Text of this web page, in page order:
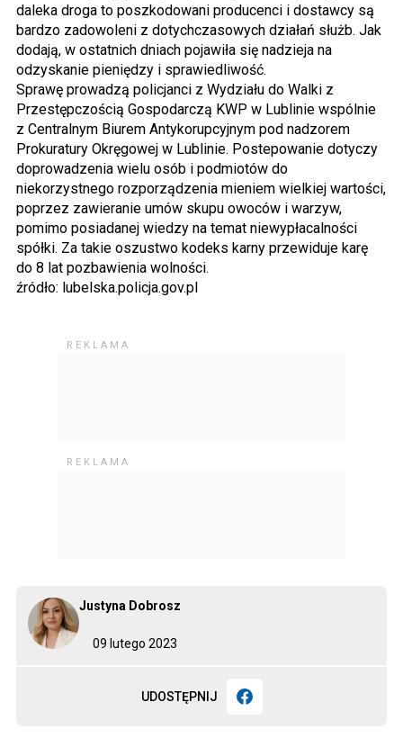
09 lutego 2023
Justyna Dobrosz
UDOSTĘPNIJ
daleka droga to poszkodowani producenci i dostawcy są
bardzo zadowoleni z dotychczasowych działań służb. Jak
dodają, w ostatnich dniach pojawiła się nadzieja na
odzyskanie pieniędzy i sprawiedliwość.
Sprawę prowadzą policjanci z Wydziału do Walki z
Przestępczością Gospodarczą KWP w Lublinie wspólnie
z Centralnym Biurem Antykorupcyjnym pod nadzorem
Prokuratury Okręgowej w Lublinie. Postepowanie dotyczy
doprowadzenia wielu osób i podmiotów do
niekorzystnego rozporządzenia mieniem wielkiej wartości,
poprzez zawieranie umów skupu owoców i warzyw,
pomimo posiadanej wiedzy na temat niewypłacalności
spółki. Za takie oszustwo kodeks karny przewiduje karę
do 8 lat pozbawienia wolności.
źródło: lubelska.policja.gov.pl